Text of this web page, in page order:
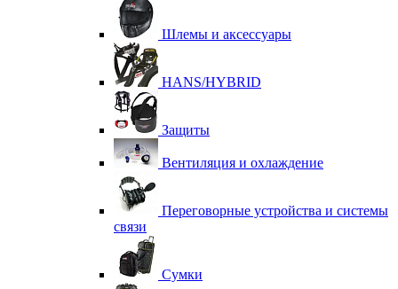
Шлемы и аксессуары
HANS/HYBRID
Защиты
Вентиляция и охлаждение
Переговорные устройства и системы
связи
Сумки